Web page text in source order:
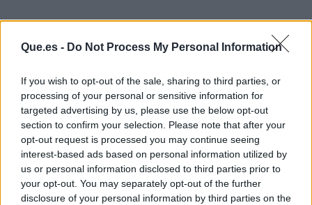
Que.es - Do Not Process My Personal Information
If you wish to opt-out of the sale, sharing to third parties, or
processing of your personal or sensitive information for
targeted advertising by us, please use the below opt-out
section to confirm your selection. Please note that after your
opt-out request is processed you may continue seeing
interest-based ads based on personal information utilized by
us or personal information disclosed to third parties prior to
your opt-out. You may separately opt-out of the further
disclosure of your personal information by third parties on the
Aunque la superficie es distinta, el desafío es
igual o más complejo.Djokovicsabe lo que
mundo y no esconde la exigencia del
compromiso. Declaró que está enfocado en
llegar física y mentalmente listo, sin pensar en
favoritismos. Anticipa un posible partido largo,
incluso a cinco sets, y dejó en claro que solo su
mejor versión podrá plantarle cara a un rival
tan completo. Todo dependerá de cómo
reaccione su cuerpo en las próximas horas.